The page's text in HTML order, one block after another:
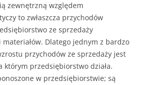
zewnętrzną względem
to zwłaszcza przychodów
ze sprzedaży
Dlatego jednym z bardzo
przychodów ze sprzedaży jest
którym przedsiębiorstwo działa.
w przedsiębiorstwie; są